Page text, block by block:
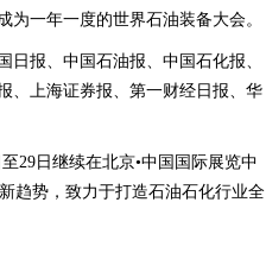
一年一度的世界石油装备大会。
报、中国石油报、中国石化报、
、上海证券报、第一财经日报、华
29日继续在北京•中国国际展览中
趋势，致力于打造石油石化行业全